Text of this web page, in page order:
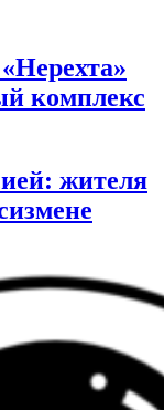
комплекс
жителя